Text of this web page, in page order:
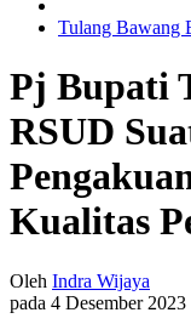
Tulang Bawang
Pj Bupati
RSUD
Kualitas
Oleh Indra Wijaya
pada 4 Desember